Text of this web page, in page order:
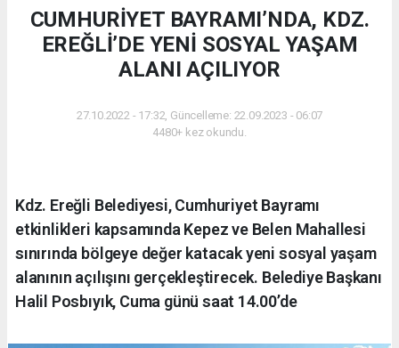
CUMHURİYET BAYRAMI’NDA, KDZ.
EREĞLİ’DE YENİ SOSYAL YAŞAM
ALANI AÇILIYOR
27.10.2022 - 17:32, Güncelleme: 22.09.2023 - 06:07
4480+ kez okundu.
Kdz. Ereğli Belediyesi, Cumhuriyet Bayramı
etkinlikleri kapsamında Kepez ve Belen Mahallesi
sınırında bölgeye değer katacak yeni sosyal yaşam
alanının açılışını gerçekleştirecek. Belediye Başkanı
Halil Posbıyık, Cuma günü saat 14.00’de